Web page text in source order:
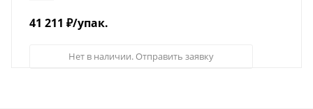
41 211 ₽/упак.
Нет в наличии. Отправить заявку